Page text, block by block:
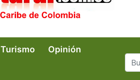
Turismo Opinión